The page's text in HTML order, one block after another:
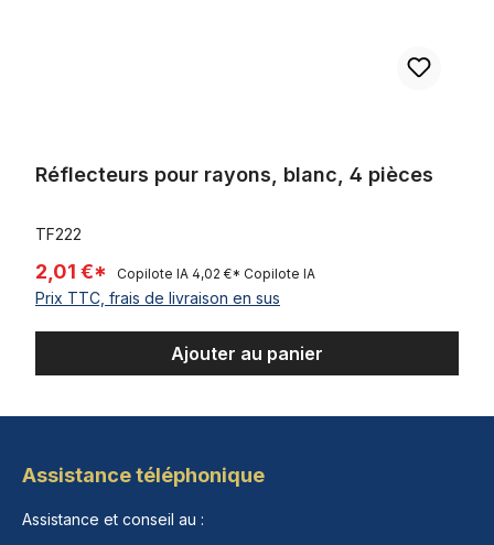
Réflecteurs pour rayons, blanc, 4 pièces
TF222
2,01 €* Copilote IA 4,02 €* Copilote IA
Prix TTC, frais de livraison en sus
Ajouter au panier
Assistance téléphonique
Assistance et conseil au :